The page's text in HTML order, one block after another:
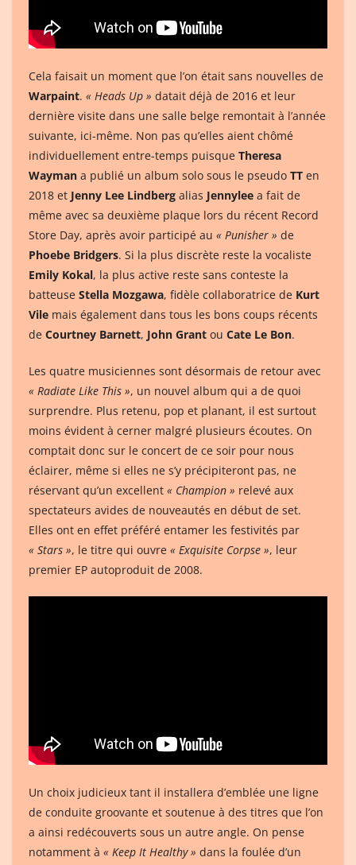
Cela faisait un moment que l’on était sans nouvelles de
Warpaint. « Heads Up » datait déjà de 2016 et leur
dernière visite dans une salle belge remontait à l’année
suivante, ici-même. Non pas qu’elles aient chômé
individuellement entre-temps puisque Theresa
Wayman a publié un album solo sous le pseudo TT en
2018 et Jenny Lee Lindberg alias Jennylee a fait de
même avec sa deuxième plaque lors du récent Record
Store Day, après avoir participé au « Punisher » de
Phoebe Bridgers. Si la plus discrète reste la vocaliste
Emily Kokal, la plus active reste sans conteste la
batteuse Stella Mozgawa, fidèle collaboratrice de Kurt
Vile mais également dans tous les bons coups récents
de Courtney Barnett, John Grant ou Cate Le Bon.
Les quatre musiciennes sont désormais de retour avec
« Radiate Like This », un nouvel album qui a de quoi
surprendre. Plus retenu, pop et planant, il est surtout
moins évident à cerner malgré plusieurs écoutes. On
comptait donc sur le concert de ce soir pour nous
éclairer, même si elles ne s’y précipiteront pas, ne
réservant qu’un excellent « Champion » relevé aux
spectateurs avides de nouveautés en début de set.
Elles ont en effet préféré entamer les festivités par
« Stars », le titre qui ouvre « Exquisite Corpse », leur
premier EP autoproduit de 2008.
Un choix judicieux tant il installera d’emblée une ligne
de conduite groovante et soutenue à des titres que l’on
a ainsi redécouverts sous un autre angle. On pense
notamment à « Keep It Healthy » dans la foulée d’un